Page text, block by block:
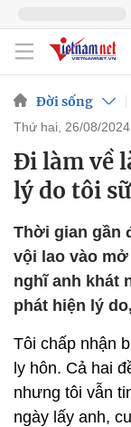
Đời sống
thứ hai, 26/08/
Đi làm về
lý do tôi
Thời gian gần
vội lao vào
nghĩ anh khát
phát hiện lý
Tôi chấp nhận
ly hôn. Cả hai
nhưng tôi vẫn
ngày lấy anh,